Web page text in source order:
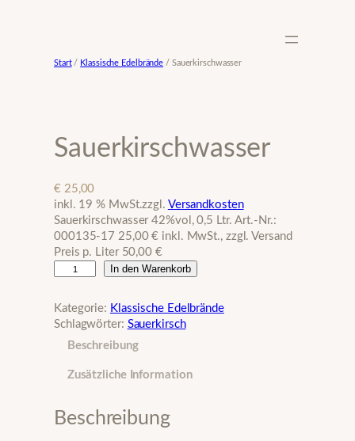
Start/ Klassische Edelbrände / Sauerkirschwasser
Sauerkirschwasser
€25,00
inkl. 19 % MwSt.zzgl. Versandkosten
Sauerkirschwasser 42%vol, 0,5 Ltr. Art.-Nr.:
000135-17 25,00 € inkl. MwSt., zzgl. Versand
Preis p. Liter 50,00 €
e
r
c
h
In den Warenkorb
Kategorie: Klassische Edelbrände
Schlagwörter: Sauerkirsch
Beschreibung
Zusätzliche Information
Beschreibung